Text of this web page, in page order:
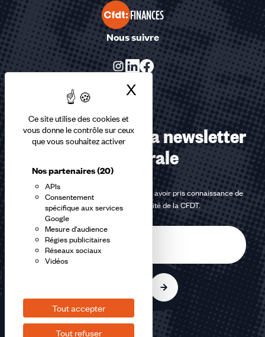
Ce site utilise des cookies et
vous donne le contrôle sur ceux
que vous souhaitez activer
Nos partenaires(20)
APIs
Consentement
spécifique aux services
Google
Mesure d'audience
Régies publicitaires
Réseaux sociaux
Vidéos
Tout accepter
Tout refuser
X Masquer le
FINANCES
Nous suivre
Abonnez-vous à la newsletter
confédérale
En m'inscrivant à la newsletter, j'affirme avoir pris connaissance de
lapolitique de confidentialité de la CFDT.